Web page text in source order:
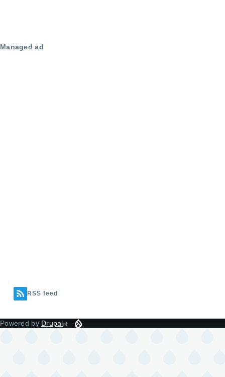
Managed ad
RSS feed
Powered by Drupal